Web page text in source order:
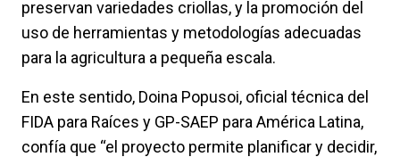
preservan variedades criollas, y la promoción del
uso de herramientas y metodologías adecuadas
para la agricultura a pequeña escala.
En este sentido, Doina Popusoi, oficial técnica del
FIDA para Raíces y GP-SAEP para América Latina,
confía que “el proyecto permite planificar y decidir,